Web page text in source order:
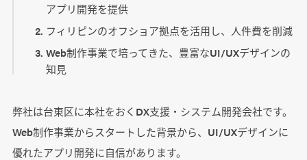
アプリ開発を提供
フィリピンのオフショア拠点を活用し、人件費を削減
Web制作事業で培ってきた、豊富なUI/UXデザインの
知見
弊社は台東区に本社をおくDX支援・システム開発会社です。
Web制作事業からスタートした背景から、UI/UXデザインに
優れたアプリ開発に自信があります。